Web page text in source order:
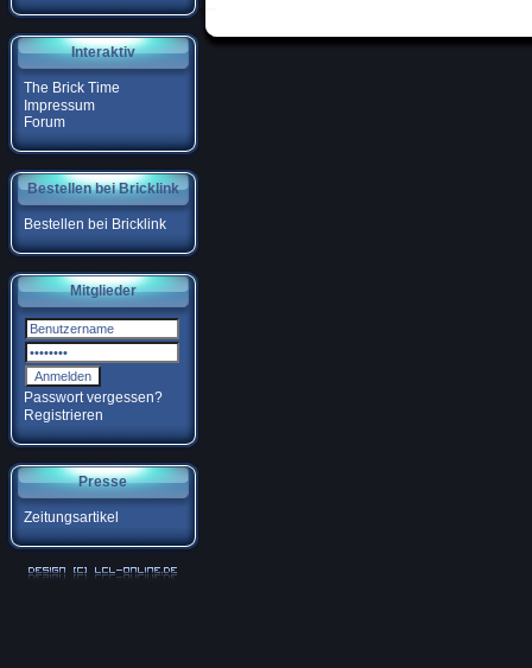
Interaktiv
The Brick Time
Impressum
Forum
Bestellen bei Bricklink
Bestellen bei Bricklink
Mitglieder
Passwort vergessen?
Registrieren
Presse
Zeitungsartikel